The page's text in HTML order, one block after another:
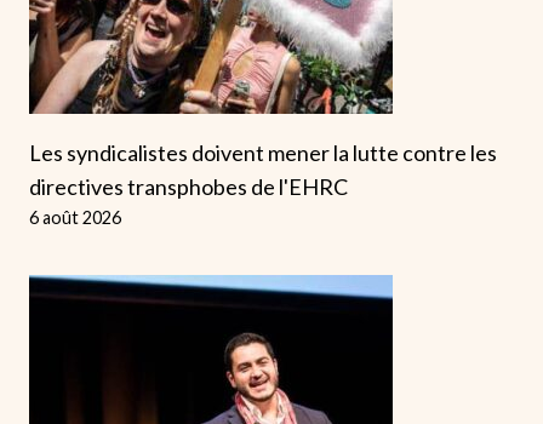
Les syndicalistes doivent mener la lutte contre les
directives transphobes de l'EHRC
6 août 2026